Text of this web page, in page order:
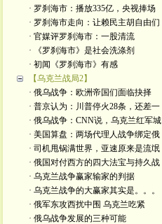
· 罗刹海市：播放335亿，央视捧场
· 罗刹海市走向：让赖民主胡自由们
· 官媒评罗刹海市：一股清流
· 《罗刹海市》是社会洗涤剂
· 初闻《罗刹海市》有感
【乌克兰战局2】
· 俄乌战争：欧洲帝国们面临抉择
· 普京认为：川普停火28条，还差一
· 俄乌战争：CNN说，乌克兰红军城
· 美国算盘：两场代理人战争绑定俄
· 司机甩锅满世界，亚速原来是流氓
· 俄国对付西方的四大法宝与持久战
· 乌克兰战争赢家输家的判据
· 乌克兰战争的大赢家其实是。。。
· 俄军东攻西扰中围 乌克兰吃紧
· 俄乌战争发展的三种可能